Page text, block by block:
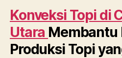
Konveksi Topi di
Utara Membantu
Produksi Topi